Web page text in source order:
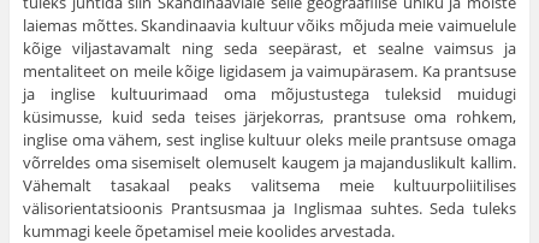
laiemas mõttes. Skandinaavia kultuur võiks mõjuda meie vaimuelule
kõige viljastavamalt ning seda seepärast, et sealne vaimsus ja
mentaliteet on meile kõige ligidasem ja vaimupärasem. Ka prantsuse
ja inglise kultuurimaad oma mõjustustega tulek­sid muidugi
küsimusse, kuid seda teises järjekorras, prantsuse oma rohkem,
inglise oma vähem, sest inglise kultuur oleks meile prantsuse omaga
võrreldes oma sisemiselt olemuselt kaugem ja majanduslikult kallim.
Vähemalt tasakaal peaks valitsema meie kultuurpoliitilises
välisorientatsioonis Prantsusmaa ja Inglismaa suhtes. Seda tuleks
kummagi keele õpetamisel meie koolides arvestada.